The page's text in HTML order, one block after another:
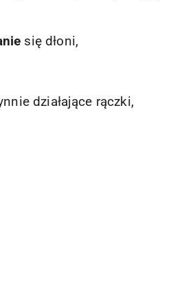
się dłoni,
działające rączki,